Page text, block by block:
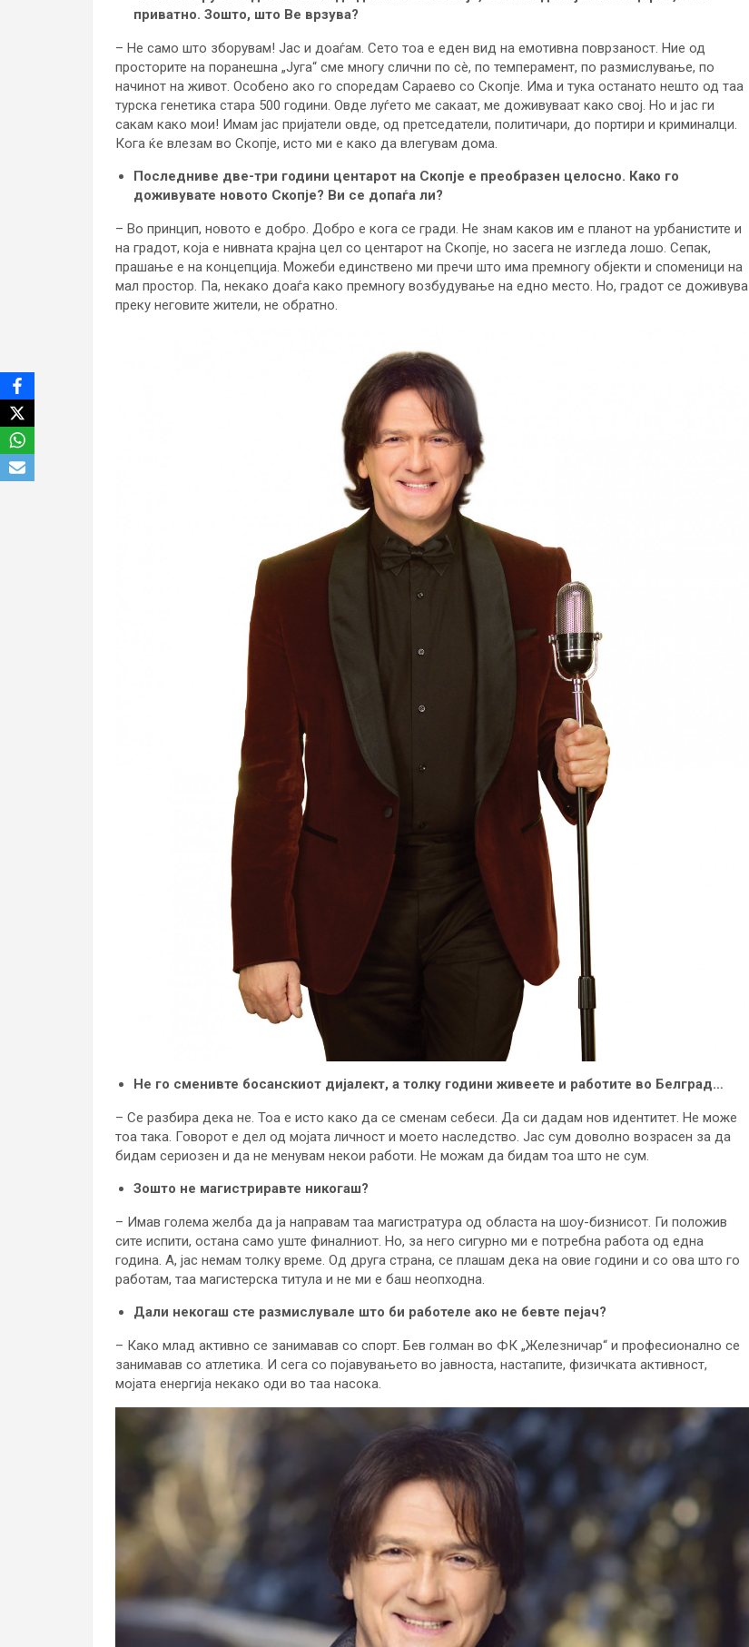
приватно. Зошто, што Ве врзува?
– Не само што зборувам! Јас и доаѓам. Сето тоа е еден вид на емотивна поврзаност. Ние од
просторите на поранешна „Југа“ сме многу слични по сè, по темперамент, по размислување, по
начинот на живот. Особено ако го споредам Сараево со Скопје. Има и тука останато нешто од таа
турска генетика стара 500 години. Овде луѓето ме сакаат, ме доживуваат како свој. Но и јас ги
сакам како мои! Имам јас пријатели овде, од претседатели, политичари, до портири и криминалци.
Кога ќе влезам во Скопје, исто ми е како да влегувам дома.
Последниве две-три години центарот на Скопје е преобразен целосно. Како го
доживувате новото Скопје? Ви се допаѓа ли?
– Во принцип, новото е добро. Добро е кога се гради. Не знам каков им е планот на урбанистите и
на градот, која е нивната крајна цел со центарот на Скопје, но засега не изгледа лошо. Сепак,
прашање е на концепција. Можеби единствено ми пречи што има премногу објекти и споменици на
мал простор. Па, некако доаѓа како премногу возбудување на едно место. Но, градот се доживува
преку неговите жители, не обратно.
Не го сменивте босанскиот дијалект, а толку години живеете и работите во Белград…
– Се разбира дека не. Тоа е исто како да се сменам себеси. Да си дадам нов идентитет. Не може
тоа така. Говорот е дел од мојата личност и моето наследство. Јас сум доволно возрасен за да
бидам сериозен и да не менувам некои работи. Не можам да бидам тоа што не сум.
Зошто не магистриравте никогаш?
– Имав голема желба да ја направам таа магистратура од областа на шоу-бизнисот. Ги положив
сите испити, остана само уште финалниот. Но, за него сигурно ми е потребна работа од една
година. А, јас немам толку време. Од друга страна, се плашам дека на овие години и со ова што го
работам, таа магистерска титула и не ми е баш неопходна.
Дали некогаш сте размислувале што би работеле ако не бевте пејач?
– Како млад активно се занимавав со спорт. Бев голман во ФК „Железничар“ и професионално се
занимавав со атлетика. И сега со појавувањето во јавноста, настапите, физичката активност,
мојата енергија некако оди во таа насока.